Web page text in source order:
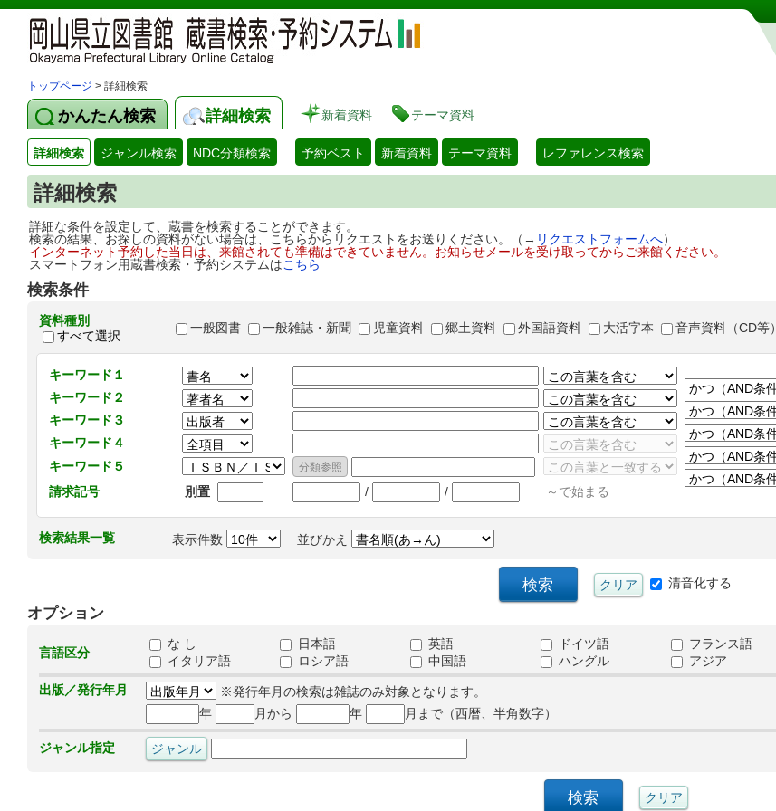
岡山県立図書館 蔵書検索・予約システム
トップページ > 詳細検索
かんたん検索 詳細検索 新着資料 テーマ資料
詳細検索 ジャンル検索 NDC分類検索 予約ベスト 新着資料 テーマ資料 レファレンス検索
詳細検索
詳細な条件を設定して、蔵書を検索することができます。
検索の結果、お探しの資料がない場合は、こちらからリクエストをお送りください。（→ リクエストフォームへ）
インターネット予約した当日は、来館されても準備はできていません。お知らせメールを受け取ってからご来館ください。
スマートフォン用蔵書検索・予約システムはこちら
検索条件
資料種別
すべて選択
一般図書 一般雑誌・新聞 児童資料 郷土資料 外国語資料 大活字本 音声資料（CD等）
キーワード１
キーワード２
キーワード３
キーワード４
キーワード５
請求記号
別置 / / ～で始まる
検索結果一覧 表示件数 並びかえ
清音化する
オプション
言語区分
な し 日本語 英語 ドイツ語 フランス語
イタリア語
ロシア語 中国語 ハングル アジア
出版／発行年月
※発行年月の検索は雑誌のみ対象となります。
年
月から 年 月まで（西暦、半角数字）
ジャンル指定